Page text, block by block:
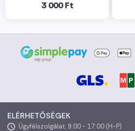
3 000 Ft
ELÉRHETŐSÉGEK
Ügyfélszolgálat: 9:00 - 17:00 (H-P)